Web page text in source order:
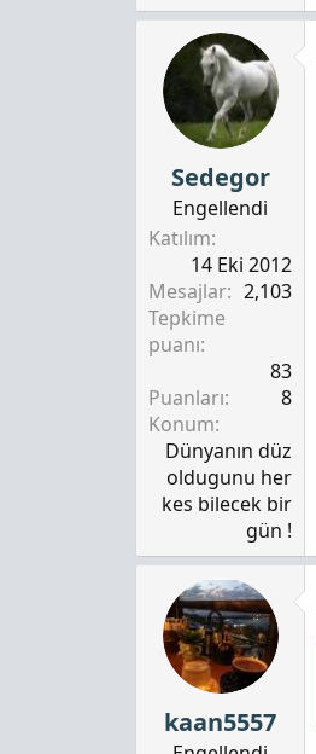
Sedegor
Engellendi
Katılım
14 Eki 2012
Mesajlar
2,103
Tepkime
puanı
83
Puanları
8
Konum
Dünyanın düz
oldugunu her
kes bilecek bir
gün !
kaan5557